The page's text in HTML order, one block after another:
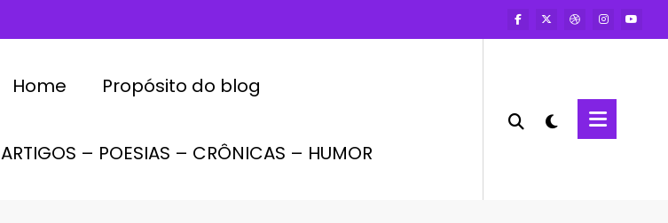
Home Propósito do blog
ARTIGOS – POESIAS – CRÔNICAS – HUMOR